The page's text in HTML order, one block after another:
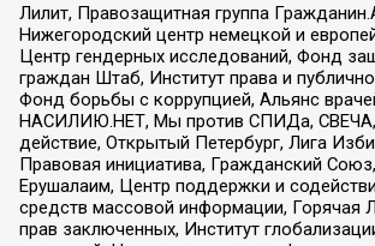
Лилит, Правозащитная группа
Нижегородский центр немецкой и
Центр гендерных исследований, Фонд
граждан Штаб, Институт права и
Фонд борьбы с коррупцией, Альянс
НАСИЛИЮ.НЕТ, Мы против СПИДа, СВЕЧА,
действие, Открытый Петербург, Лига
Правовая инициатива, Гражданский
Ерушалаим, Центр поддержки и
средств массовой информации, Горячая
прав заключенных, Институт